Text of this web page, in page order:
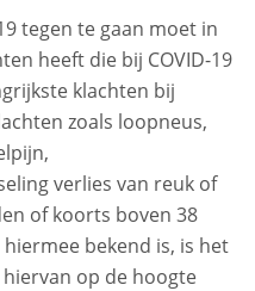
tegen te gaan moet in
heeft die bij COVID-19
klachten bij
zoals loopneus,
verlies van reuk of
of koorts boven 38
bekend is, is het
op de hoogte